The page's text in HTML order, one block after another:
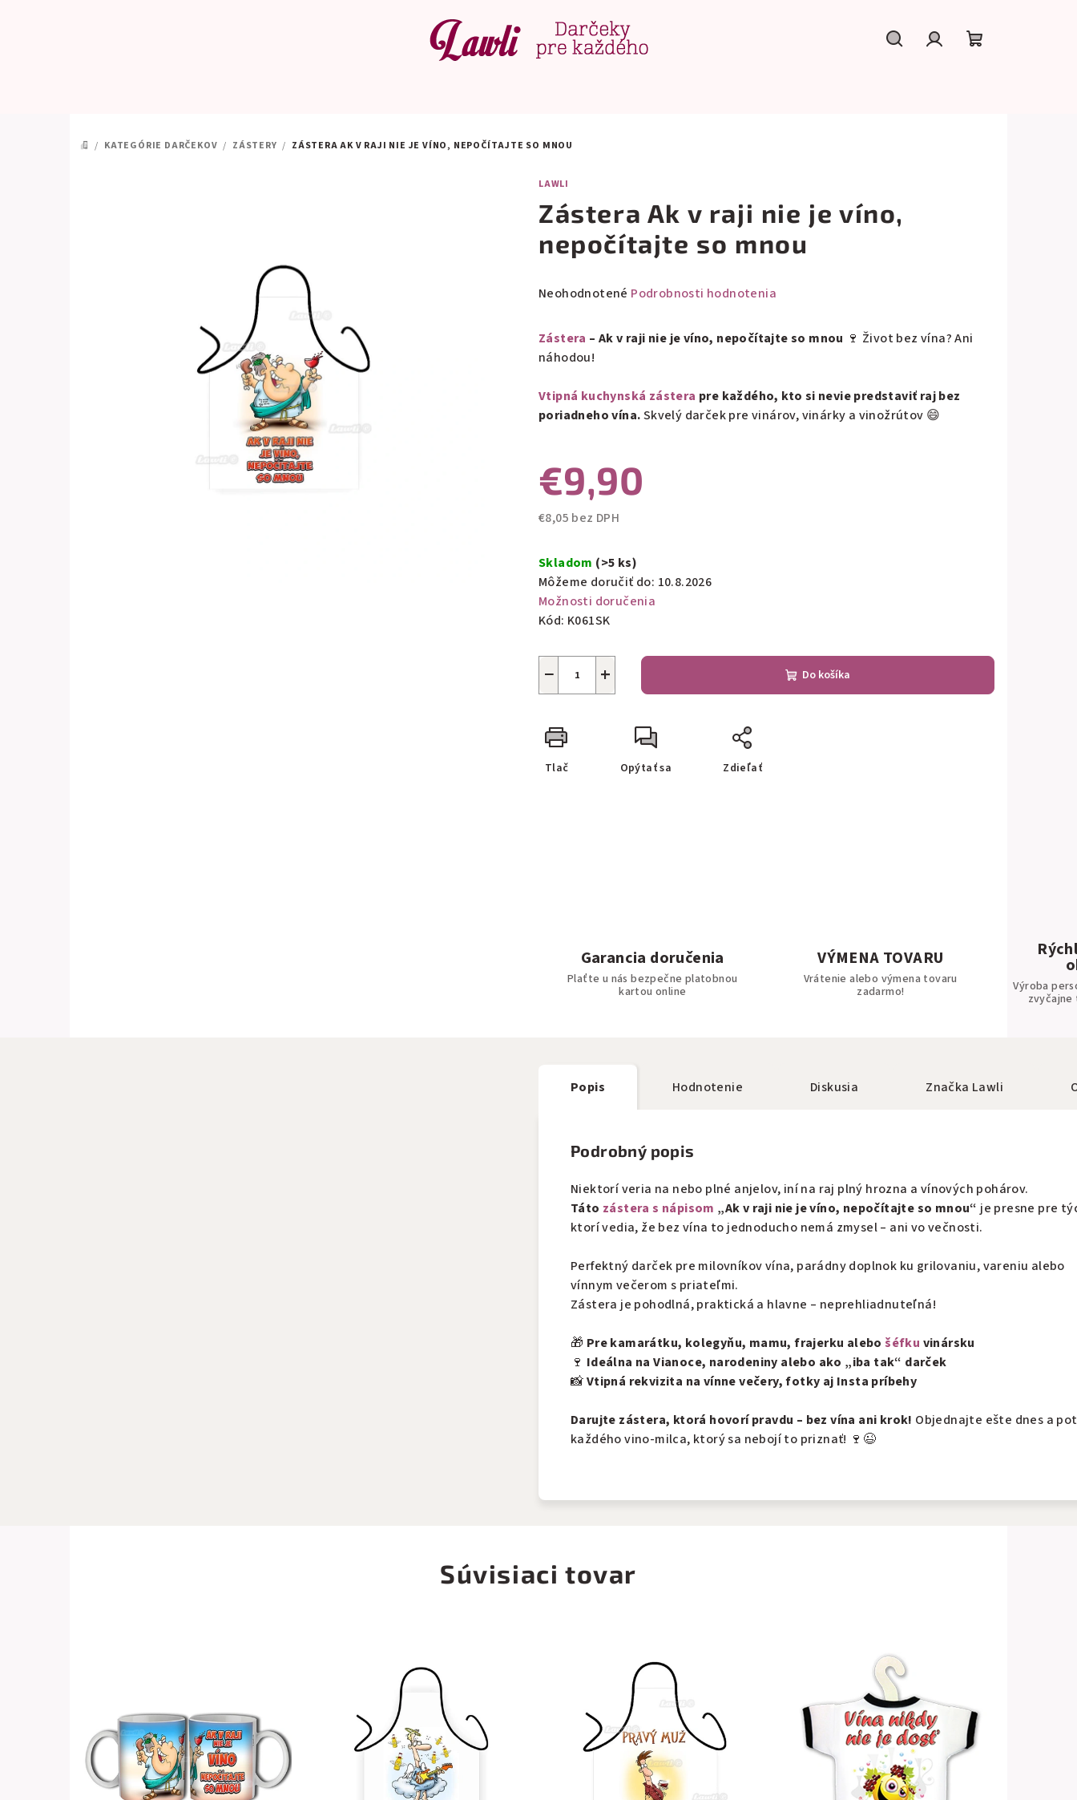
DOMOV
/ KATEGÓRIE DARČEKOV / ZÁSTERY / ZÁSTERA AK V RAJI NIE JE VÍNO, NEPOČÍTAJTE SO MNOU
LAWLI
Zástera Ak v raji nie je víno,
nepočítajte so mnou
Priemerné
produktu
je
z
hviezdičiek.
Neohodnotené Podrobnosti hodnotenia
Zástera – Ak v raji nie je víno, nepočítajte so mnou 🍷 Život bez vína? Ani
náhodou!
Vtipná kuchynská zástera pre každého, kto si nevie predstaviť raj bez
poriadneho vína.Skvelý darček pre vinárov, vinárky a vinožrútov 😄
€9,90
€8,05 bez DPH
cena:
Skladom (>5 ks)
Môžeme doručiť do: 10.8.2026
Možnosti doručenia
Kód: K061SK
+
− Do košíka
Tlač Opýtať sa Zdieľať
Garancia doručenia
Plaťte u nás bezpečne platobnou
kartou online
VÝMENA TOVARU
Vrátenie alebo výmena tovaru
zadarmo!
Výroba
zvyčajne
Popis Hodnotenie Diskusia Značka Lawli
Podrobný popis
Niektorí veria na nebo plné anjelov, iní na raj plný hrozna a vínových pohárov.
Táto zástera s nápisom „Ak v raji nie je víno, nepočítajte so mnou“ je presne pre
ktorí vedia, že bez vína to jednoducho nemá zmysel – ani vo večnosti.
Perfektný darček pre milovníkov vína, parádny doplnok ku grilovaniu, vareniu alebo
vínnym večerom s priateľmi.
Zástera je pohodlná, praktická a hlavne – neprehliadnuteľná!
🎁 Pre kamarátku, kolegyňu, mamu, frajerku alebošéfku vinársku
🍷 Ideálna na Vianoce, narodeniny alebo ako „iba tak“ darček
📸Vtipná rekvizita na vínne večery, fotky aj Insta príbehy
Darujte zástera, ktorá hovorí pravdu – bez vína ani krok! Objednajte ešte dnes a
každého vino-milca, ktorý sa nebojí to priznať! 🍷😉
Súvisiaci tovar